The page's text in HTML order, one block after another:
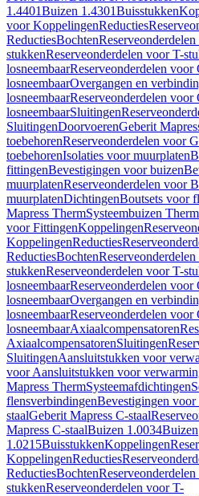
1.4401Buizen 1.4301Buisstukken
voor KoppelingenReducties
ReductiesBochten
stukkenReserveonderdelen voor T-
losneembaarReserveonderdelen voor
losneembaarOvergangen en
losneembaarReserveonderdelen
losneembaarSluitingen
SluitingenDoorvoerenGeberit
toebehorenReserveonderdelen voor
toebehorenIsolaties voor muurplaten
fittingenBevestigingen voor buizen
muurplatenReserveonderdelen voor
muurplatenDichtingenBoutsets voor
Mapress ThermSysteembuizen Therm
voor FittingenKoppelingen
KoppelingenReducties
ReductiesBochten
stukkenReserveonderdelen voor T-
losneembaarReserveonderdelen voor
losneembaarOvergangen en
losneembaarReserveonderdelen
losneembaarAxiaalcompensatoren
AxiaalcompensatorenSluitingen
SluitingenAansluitstukken voor
voor Aansluitstukken voor
Mapress ThermSysteemafdichtingen
flensverbindingenBevestigingen voor
staalGeberit Mapress C-staal
Mapress C-staalBuizen 1.0034Buizen
1.0215BuisstukkenKoppelingen
KoppelingenReducties
ReductiesBochten
stukkenReserveonderdelen voor T-